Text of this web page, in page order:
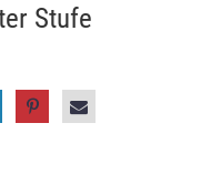
Stufe